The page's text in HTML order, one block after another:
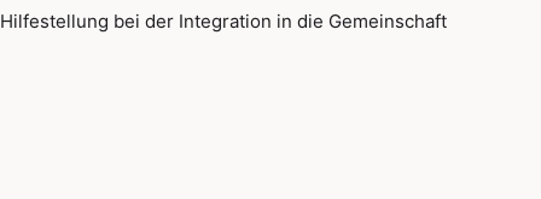
Hilfestellung bei der Integration in die Gemeinschaft